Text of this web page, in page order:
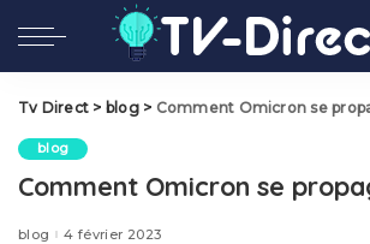
Tv Direct > blog> Comment Omicron se
blog
Comment Omicron se
blog 4 février 2023